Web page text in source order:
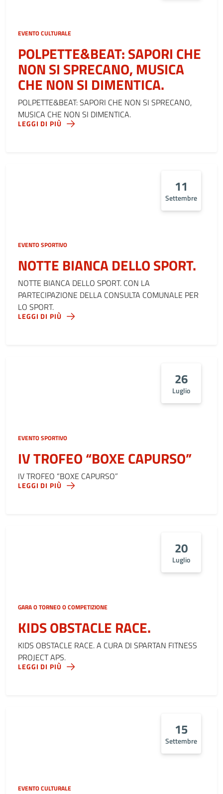
EVENTO CULTURALE
POLPETTE&BEAT: SAPORI CHE
NON SI SPRECANO, MUSICA
CHE NON SI DIMENTICA.
POLPETTE&BEAT: SAPORI CHE NON SI SPRECANO,
MUSICA CHE NON SI DIMENTICA.
LEGGI DI PIÙ
11
Settembre
EVENTO SPORTIVO
NOTTE BIANCA DELLO SPORT.
NOTTE BIANCA DELLO SPORT. CON LA
PARTECIPAZIONE DELLA CONSULTA COMUNALE PER
LO SPORT.
LEGGI DI PIÙ
26
Luglio
EVENTO SPORTIVO
IV TROFEO “BOXE CAPURSO”
IV TROFEO “BOXE CAPURSO”
LEGGI DI PIÙ
20
Luglio
GARA O TORNEO O COMPETIZIONE
KIDS OBSTACLE RACE.
KIDS OBSTACLE RACE. A CURA DI SPARTAN FITNESS
PROJECT APS.
LEGGI DI PIÙ
15
Settembre
EVENTO CULTURALE